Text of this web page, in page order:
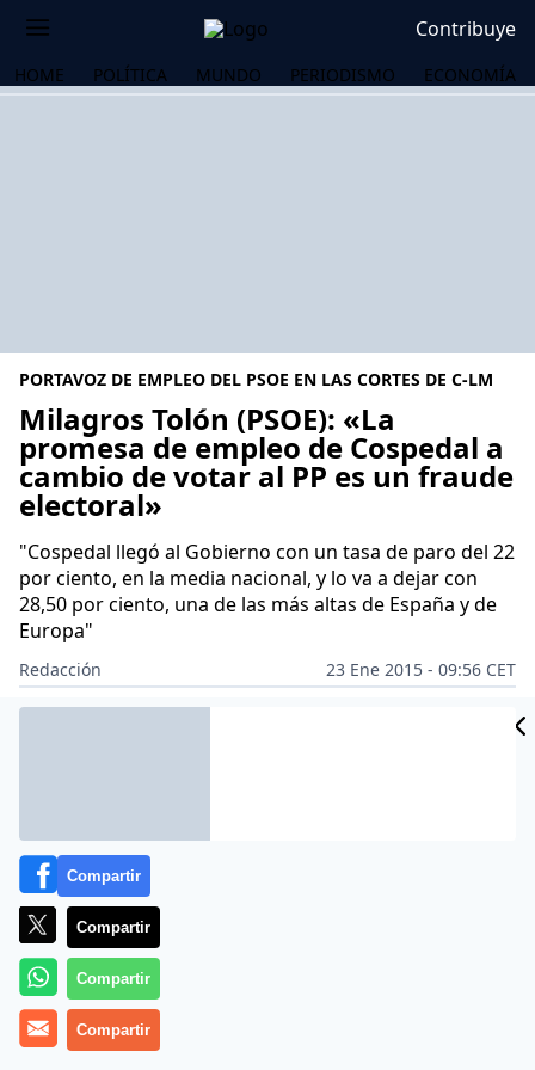
Contribuye
HOME POLÍTICA MUNDO PERIODISMO ECONOMÍA
PORTAVOZ DE EMPLEO DEL PSOE EN LAS CORTES DE C-LM
Milagros Tolón (PSOE): «La
promesa de empleo de Cospedal a
cambio de votar al PP es un fraude
electoral»
"Cospedal llegó al Gobierno con un tasa de paro del 22
por ciento, en la media nacional, y lo va a dejar con
28,50 por ciento, una de las más altas de España y de
Europa"
Redacción
23 Ene 2015 - 09:56 CET
Archivado en: ALBACETE MARÍA DOLORES DE
Compartir
Compartir
Compartir
Compartir